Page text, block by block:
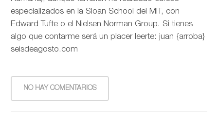
especializados en la Sloan School del MIT, con
Edward Tufte o el Nielsen Norman Group. Si tienes
algo que contarme será un placer leerte: juan {arroba}
seisdeagosto.com
NO HAY COMENTARIOS